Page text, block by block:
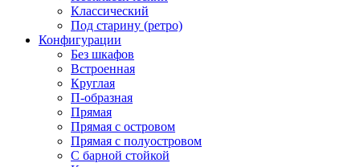
Классический
Под старину (ретро)
Конфигурации
Без шкафов
Встроенная
Круглая
П-образная
Прямая
Прямая с островом
Прямая с полуостровом
С барной стойкой